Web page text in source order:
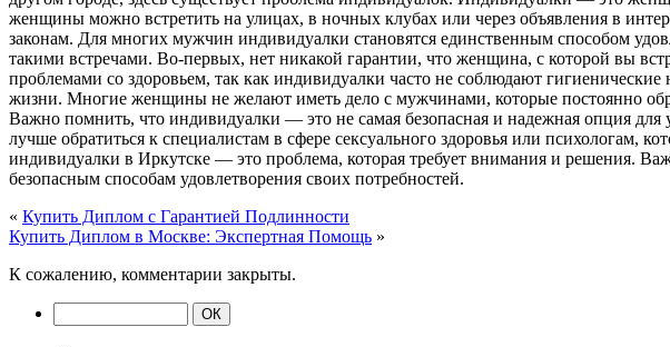
женщины можно встретить на улицах, в ночных клубах или через объявления в
законам. Для многих мужчин индивидуалки становятся единственным способом
такими встречами. Во-первых, нет никакой гарантии, что женщина, с которой вы
проблемами со здоровьем, так как индивидуалки часто не соблюдают
жизни. Многие женщины не желают иметь дело с мужчинами, которые постоянно
Важно помнить, что индивидуалки — это не самая безопасная и надежная опция для
лучше обратиться к специалистам в сфере сексуального здоровья или психологам,
индивидуалки в Иркутске — это проблема, которая требует внимания и решения.
безопасным способам удовлетворения своих потребностей.
« Купить Диплом с Гарантией Подлинности
Купить Диплом в Москве: Экспертная Помощь »
К сожалению, комментарии закрыты.